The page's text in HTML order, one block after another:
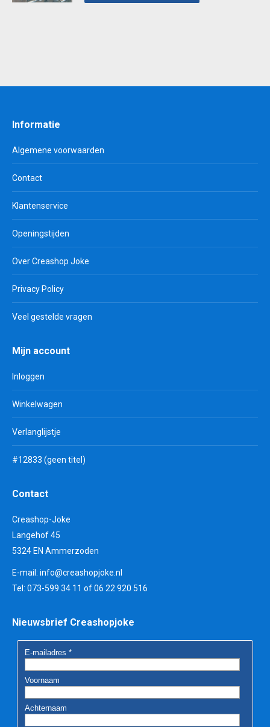
Informatie
Algemene voorwaarden
Contact
Klantenservice
Openingstijden
Over Creashop Joke
Privacy Policy
Veel gestelde vragen
Mijn account
Inloggen
Winkelwagen
Verlanglijstje
#12833 (geen titel)
Contact
Creashop-Joke
Langehof 45
5324 EN Ammerzoden
E-mail: info@creashopjoke.nl
Tel: 073-599 34 11 of 06 22 920 516
Nieuwsbrief Creashopjoke